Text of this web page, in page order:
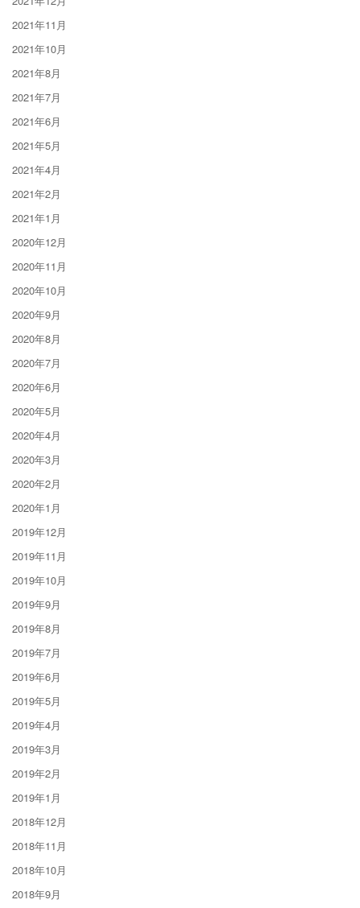
2021年11月
2021年10月
2021年8月
2021年7月
2021年6月
2021年5月
2021年4月
2021年2月
2021年1月
2020年12月
2020年11月
2020年10月
2020年9月
2020年8月
2020年7月
2020年6月
2020年5月
2020年4月
2020年3月
2020年2月
2020年1月
2019年12月
2019年11月
2019年10月
2019年9月
2019年8月
2019年7月
2019年6月
2019年5月
2019年4月
2019年3月
2019年2月
2019年1月
2018年12月
2018年11月
2018年10月
2018年9月